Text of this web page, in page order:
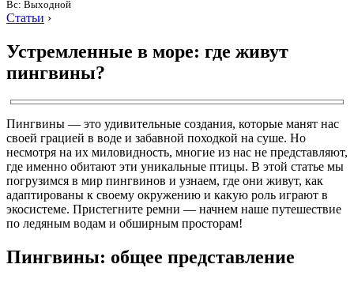
Вс: Выходной
Статьи ›
Устремленные в море: где живут
пингвины?
Пингвины — это удивительные создания, которые манят нас
своей грацией в воде и забавной походкой на суше. Но
несмотря на их миловидность, многие из нас не представляют,
где именно обитают эти уникальные птицы. В этой статье мы
погрузимся в мир пингвинов и узнаем, где они живут, как
адаптированы к своему окружению и какую роль играют в
экосистеме. Пристегните ремни — начнем наше путешествие
по ледяным водам и обширным просторам!
Пингвины: общее представление